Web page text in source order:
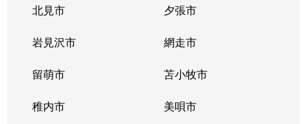
北３７条東
新道東
北３７条東
新道東
北３９条東
麻生
北３９条東
栄町(札幌)
北見市 夕張市
岩見沢市 網走市
留萌市 苫小牧市
稚内市 美唄市